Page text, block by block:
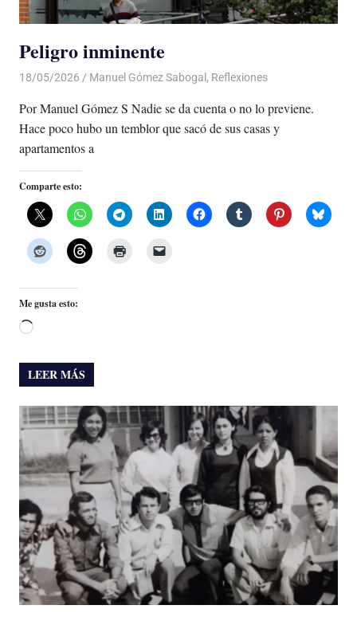
Peligro inminente
18/05/2026 De todo un Poco
Manuel Gómez Sabogal , Reflexiones
Por Manuel Gómez S Nadie se da cuenta o no lo previene.
Hace poco hubo un temblor que sacó de sus casas y
apartamentos a
Comparte esto:
Me gusta esto:
Cargando...
LEER MÁS